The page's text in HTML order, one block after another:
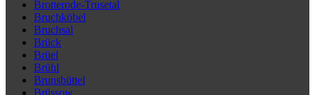
Brotterode-Trusetal
Bruchköbel
Bruchsal
Brück
Brüel
Brühl
Brunsbüttel